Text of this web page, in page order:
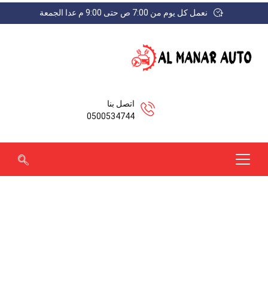
نعمل كل يوم من 7:00 ص حتى 9:00 م عدا الجمعة
اتصل بنا
0500534744